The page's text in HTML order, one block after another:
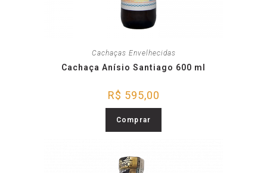
Cachaças Envelhecidas
Cachaça Anísio Santiago 600 ml
R$ 595,00
Comprar